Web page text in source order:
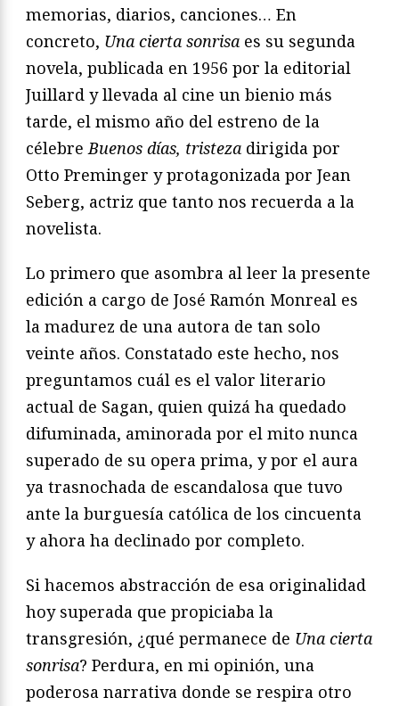
memorias, diarios, canciones… En
concreto, Una cierta sonrisa es su segunda
novela, publicada en 1956 por la editorial
Juillard y llevada al cine un bienio más
tarde, el mismo año del estreno de la
célebreBuenos días, tristeza dirigida por
Otto Preminger y protagonizada por Jean
Seberg, actriz que tanto nos recuerda a la
novelista.
Lo primero que asombra al leer la presente
edición a cargo de José Ramón Monreal es
la madurez de una autora de tan solo
veinte años. Constatado este hecho, nos
preguntamos cuál es el valor literario
actual de Sagan, quien quizá ha quedado
difuminada, aminorada por el mito nunca
superado de su opera prima, y por el aura
ya trasnochada de escandalosa que tuvo
ante la burguesía católica de los cincuenta
y ahora ha declinado por completo.
Si hacemos abstracción de esa originalidad
hoy superada que propiciaba la
transgresión, ¿qué permanece de Una cierta
sonrisa? Perdura, en mi opinión, una
poderosa narrativa donde se respira otro